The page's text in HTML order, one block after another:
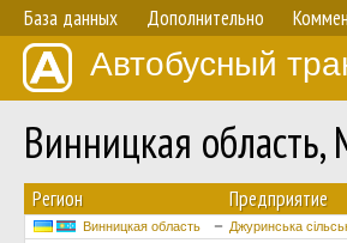
База данных Дополнительно
Автобусный
Винницкая
Регион Предприятие
Винницкая область Джуринська